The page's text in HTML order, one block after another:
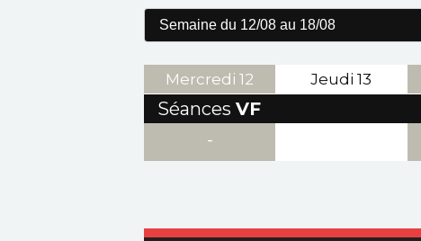
Mercredi 12 Jeudi 13
Séances VF
-